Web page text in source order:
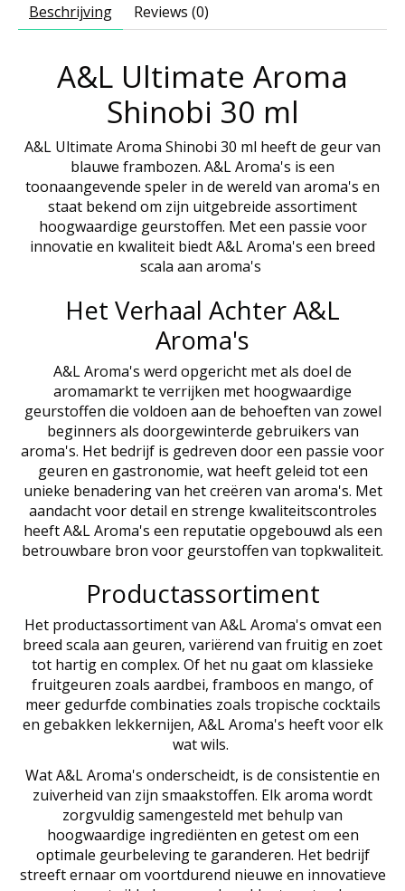
Beschrijving Reviews (0)
A&L Ultimate Aroma
Shinobi 30 ml
A&L Ultimate Aroma Shinobi 30 ml heeft de geur van
blauwe frambozen. A&L Aroma's is een
toonaangevende speler in de wereld van aroma's en
staat bekend om zijn uitgebreide assortiment
hoogwaardige geurstoffen. Met een passie voor
innovatie en kwaliteit biedt A&L Aroma's een breed
scala aan aroma's
Het Verhaal Achter A&L
Aroma's
A&L Aroma's werd opgericht met als doel de
aromamarkt te verrijken met hoogwaardige
geurstoffen die voldoen aan de behoeften van zowel
beginners als doorgewinterde gebruikers van
aroma's. Het bedrijf is gedreven door een passie voor
geuren en gastronomie, wat heeft geleid tot een
unieke benadering van het creëren van aroma's. Met
aandacht voor detail en strenge kwaliteitscontroles
heeft A&L Aroma's een reputatie opgebouwd als een
betrouwbare bron voor geurstoffen van topkwaliteit.
Productassortiment
Het productassortiment van A&L Aroma's omvat een
breed scala aan geuren, variërend van fruitig en zoet
tot hartig en complex. Of het nu gaat om klassieke
fruitgeuren zoals aardbei, framboos en mango, of
meer gedurfde combinaties zoals tropische cocktails
en gebakken lekkernijen, A&L Aroma's heeft voor elk
wat wils.
Wat A&L Aroma's onderscheidt, is de consistentie en
zuiverheid van zijn smaakstoffen. Elk aroma wordt
zorgvuldig samengesteld met behulp van
hoogwaardige ingrediënten en getest om een
optimale geurbeleving te garanderen. Het bedrijf
streeft ernaar om voortdurend nieuwe en innovatieve